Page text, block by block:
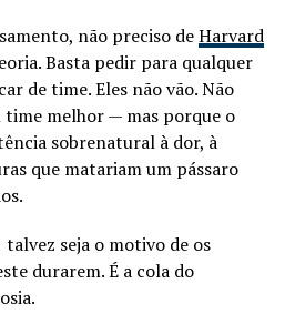
não preciso deHarvard
Basta pedir para qualquer
de time. Eles não vão. Não
melhor — mas porque o
sobrenatural à dor, à
que matariam um pássaro
seja o motivo de os
durarem. É a cola do